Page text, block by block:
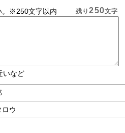
。※250文字以内
いなど
残り250文字
ウ